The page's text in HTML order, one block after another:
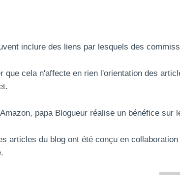
inclure des liens par lesquels des
que cela n'affecte en rien l'orientation des
papa Blogueur réalise un bénéfice
articles du blog ont été conçu en